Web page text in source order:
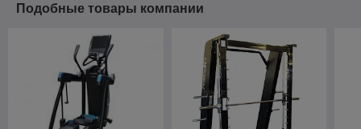
Подобные товары компании